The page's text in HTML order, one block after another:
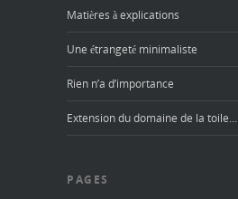
Matières à explications
Une étrangeté minimaliste
Rien n’a d’importance
Extension du domaine de la toile…
PAGES